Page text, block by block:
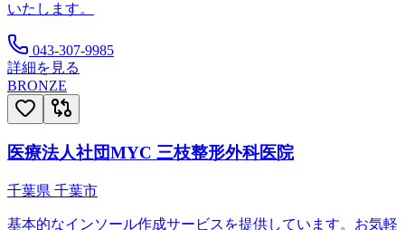
いたします。
043-307-9985
詳細を見る
BRONZE
医療法人社団MYC 三枝整形外科医院
千葉県 千葉市
基本的なインソール作成サービスを提供しています。お気軽